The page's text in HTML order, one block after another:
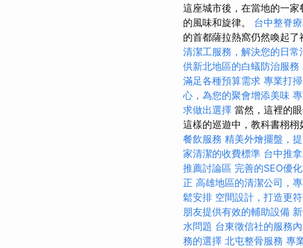
這座城市後，在當地的一
的風味和旋律。 台中整脊
的首都薩拉熱窩仍然喚起了
清潔工服務，解決您的日常
供新北地區的白蟻防治服務
滿足各種預算需求 專業打
心，為您的聚會增添美味
求做出選擇 當然，這裡的
這樣的巡遊中，教科書栩栩
餐飲服務 精美外燴擺盤，
家清潔的收費標準 台中推
推薦討論區 完善的SEO優
正 高雄地區的清潔公司，
鬆安排 空間設計，打造更
朋友提供有效的輔助設備
水問題 台東徵信社的服務
務的選擇 北屯整骨服務 專